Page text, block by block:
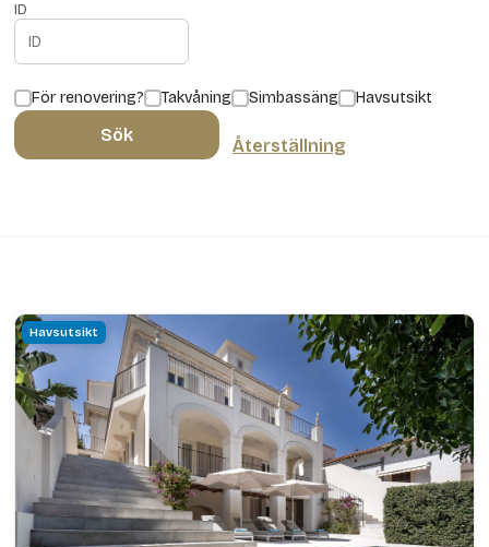
ID
För renovering? Takvåning Simbassäng Havsutsikt
Sök
Återställning
Havsutsikt